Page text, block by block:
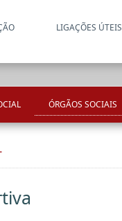
LIGAÇÕES ÚTEIS
ÓRGÃOS SOCIAIS